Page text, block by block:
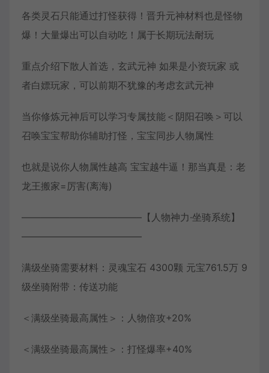
各类灵石只能通过打怪获得！晋升元神材料也是怪物
爆！大量爆出可以自动吃！属于长期玩法耐玩
重点介绍下散人首选，玄武元神 如果是小资玩家 或
者白嫖玩家，可以前期不犹豫的考虑玄武元神
当你修炼元神后可以学习专属技能＜阴阳召唤＞可以
召唤宝宝帮助你辅助打怪，宝宝同步人物属性
也就是说你人物属性越高 宝宝越牛逼！那当真是：老
龙王搬家=厉害(离海)
————————————–【人物神力·坐骑系统】
————————————–
满级坐骑需要材料：灵魂宝石 4300颗 元宝761.5万 9
级坐骑附带：传送功能
＜满级坐骑最高属性＞：人物倍攻+20%
＜满级坐骑最高属性＞：打怪爆率+40%